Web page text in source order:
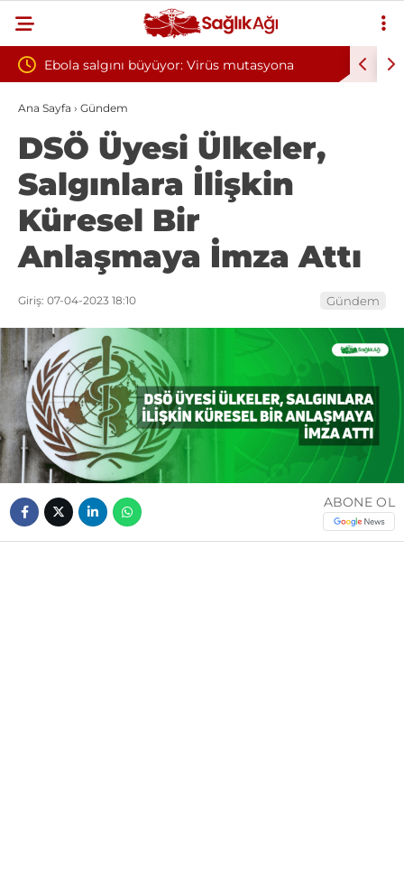
Virüs mutasyona Yılın ilk 6 ayında 10 bini aşkın hasta
Ana Sayfa › Gündem
DSÖ Üyesi Ülkeler,
Salgınlara İlişkin
Küresel Bir
Anlaşmaya İmza Attı
Giriş: 07-04-2023 18:10 Gündem
ABONE OL